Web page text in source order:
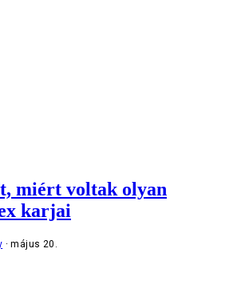
miért voltak olyan
karjai
május 20.